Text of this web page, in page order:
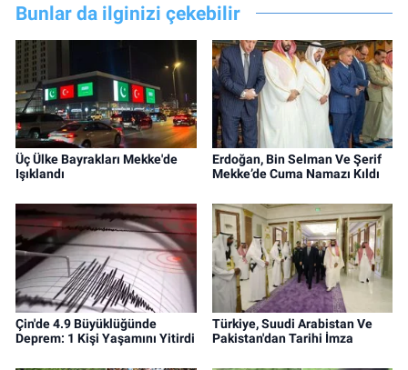
Bunlar da ilginizi çekebilir
Üç Ülke Bayrakları Mekke'de
Işıklandı
Erdoğan, Bin Selman Ve Şerif
Mekke’de Cuma Namazı Kıldı
Çin'de 4.9 Büyüklüğünde
Deprem: 1 Kişi Yaşamını Yitirdi
Türkiye, Suudi Arabistan Ve
Pakistan'dan Tarihi İmza